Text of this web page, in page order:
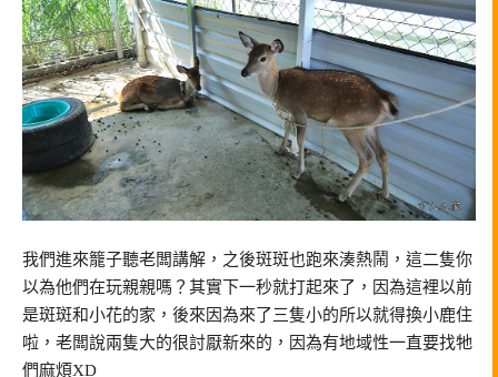
我們進來籠子聽老闆講解，之後斑斑也跑來湊熱鬧，這二隻你
以為他們在玩親親嗎？其實下一秒就打起來了，因為這裡以前
是斑斑和小花的家，後來因為來了三隻小的所以就得換小鹿住
啦，老闆說兩隻大的很討厭新來的，因為有地域性一直要找牠
們麻煩XD